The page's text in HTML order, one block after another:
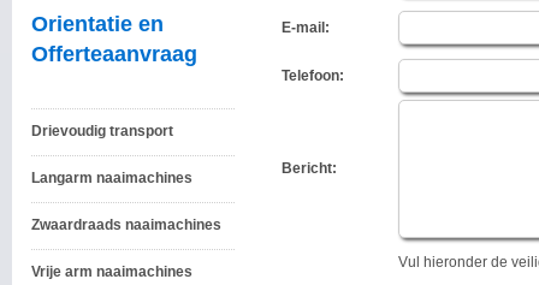
Orientatie en
Offerteaanvraag
Drievoudig transport
Langarm naaimachines
Zwaardraads naaimachines
Vrije arm naaimachines
E-mail:
Telefoon:
Bericht:
Vul hieronder de